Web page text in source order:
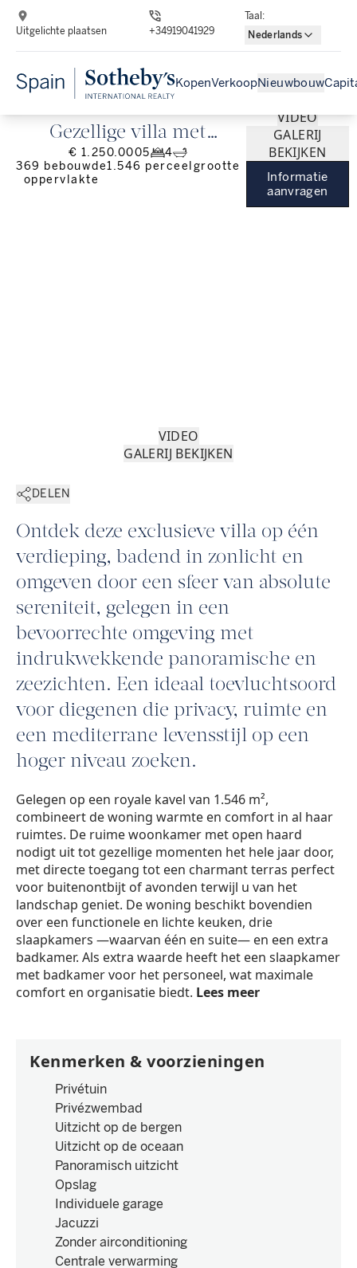
Uitgelichte plaatsen +34919041929
Taal :
Nederlands
KopenVerkoopNieuwbouw
Gezellige villa met
panoramisch uitzicht en
veel licht
€ 1.250.0005
4
369 bebouwde
oppervlakte
1.546 perceelgrootte
VIDEO
GALERIJ
BEKIJKEN
Informatie
aanvragen
VIDEO
GALERIJ BEKIJKEN
DELEN
Ontdek deze exclusieve villa op één
verdieping, badend in zonlicht en
omgeven door een sfeer van absolute
sereniteit, gelegen in een
bevoorrechte omgeving met
indrukwekkende panoramische en
zeezichten. Een ideaal toevluchtsoord
voor diegenen die privacy, ruimte en
een mediterrane levensstijl op een
hoger niveau zoeken.
Gelegen op een royale kavel van 1.546 m²,
combineert de woning warmte en comfort in al haar
ruimtes. De ruime woonkamer met open haard
nodigt uit tot gezellige momenten het hele jaar door,
met directe toegang tot een charmant terras perfect
voor buitenontbijt of avonden terwijl u van het
landschap geniet. De woning beschikt bovendien
over een functionele en lichte keuken, drie
slaapkamers —waarvan één en suite— en een extra
badkamer. Als extra waarde heeft het een slaapkamer
met badkamer voor het personeel, wat maximale
comfort en organisatie biedt. Lees meer
Kenmerken & voorzieningen
Privétuin
Privézwembad
Uitzicht op de bergen
Uitzicht op de oceaan
Panoramisch uitzicht
Opslag
Individuele garage
Jacuzzi
Zonder airconditioning
Centrale verwarming